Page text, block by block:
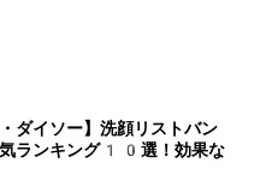
ダイソー】洗顔リストバン
気ランキング10選！効果な